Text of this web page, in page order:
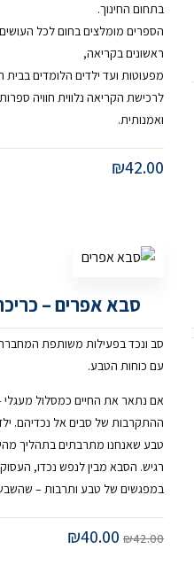
בתחום החינוך.
הספרים מומלצים בחום לכל
ראשונים בקריאה,
מפעוטות ועד ילדים הלומדים בבית
לרכישת הקריאה נלווית חוויה
ואמנותית.
₪42.00
סבא אפרים –
סב ונכד בפעילות משותפת
עם כוחות הטבע.
אם נתאר את החיים כמסלול מעגלי
ההתקרבות של סבים אל נכדיהם.
טבע שאנחנו מתרבתים בתהליך
רגיש. הסבא מבין לנפש נכדו,
במפגשים של טבע ותרבות –
₪42.00
₪40.00